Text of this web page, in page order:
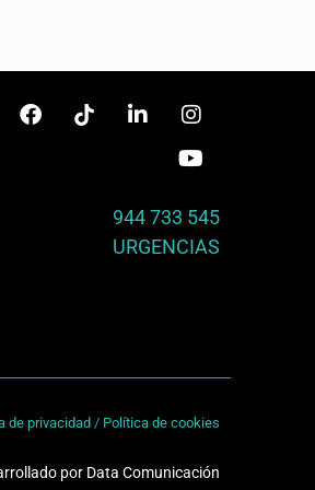
944 733 545
URGENCIAS
de privacidad/ Política de cookies
por Data Comunicación